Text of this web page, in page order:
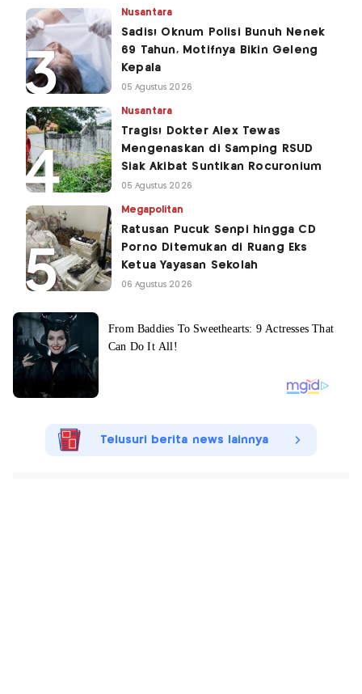
Nusantara
Sadis! Oknum Polisi Bunuh Nenek
69 Tahun, Motifnya Bikin Geleng
Kepala
05 Agustus 2026
Nusantara
Tragis! Dokter Alex Tewas
Mengenaskan di Samping RSUD
Siak Akibat Suntikan Rocuronium
05 Agustus 2026
Megapolitan
Ratusan Pucuk Senpi hingga CD
Porno Ditemukan di Ruang Eks
Ketua Yayasan Sekolah
06 Agustus 2026
Telusuri berita news lainnya